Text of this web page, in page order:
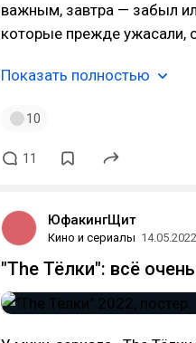
важным, завтра — забыл
которые прежде ужасали,
Показать полностью
10
11
ЮфакингЩит
Кино и сериалы 14.05.2022
"The Тёлки": всё